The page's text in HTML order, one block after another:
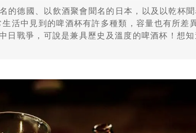
德國、以飲酒聚會聞名的日本，以及以乾杯聞
活中見到的啤酒杯有許多種類，容量也有所差
日戰爭，可說是兼具歷史及溫度的啤酒杯！想